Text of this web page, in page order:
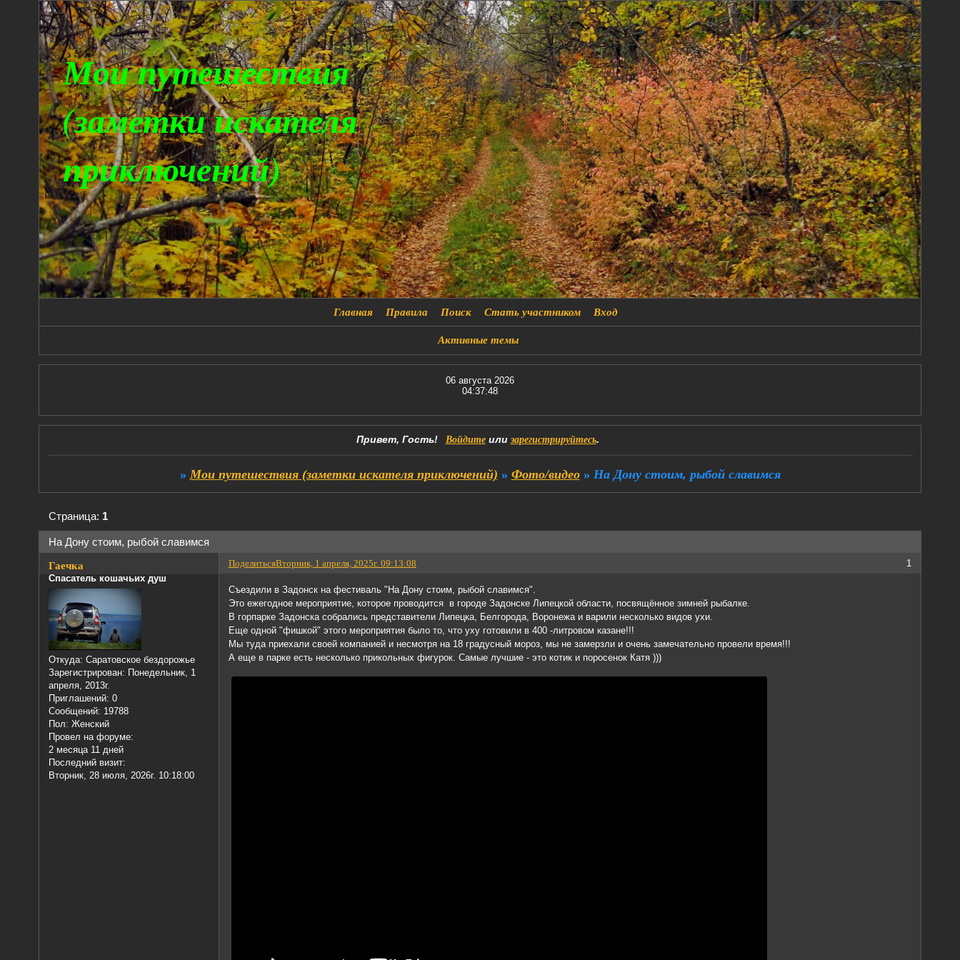
Мои путешествия
(заметки искателя
приключений)
Главная Правила Поиск Стать участником Вход
Активные темы
06 августа 2026
04:37:48
Привет, Гость! Войдитеили зарегистрируйтесь.
» Мои путешествия (заметки искателя приключений) » Фото/видео » На Дону стоим, рыбой славимся
На Дону стоим, рыбой славимся
Страница: 1
Поделиться 1
Вторник, 1 апреля, 2025г. 09:13:08
Гаечка
Спасатель кошачьих душ
Откуда: Саратовское бездорожье
Зарегистрирован: Понедельник, 1
апреля, 2013г.
Приглашений: 0
Сообщений: 19788
Пол: Женский
Провел на форуме:
2 месяца 11 дней
Последний визит:
Вторник, 28 июля, 2026г. 10:18:00
Съездили в Задонск на фестиваль "На Дону стоим, рыбой славимся".
Это ежегодное мероприятие, которое проводится в городе Задонске Липецкой области, посвящённое зимней рыбалке.
В горпарке Задонска собрались представители Липецка, Белгорода, Воронежа и варили несколько видов ухи.
Еще одной "фишкой" этого мероприятия было то, что уху готовили в 400 -литровом казане!!!
Мы туда приехали своей компанией и несмотря на 18 градусный мороз, мы не замерзли и очень замечательно провели время!!!
А еще в парке есть несколько прикольных фигурок. Самые лучшие - это котик и поросенок Катя )))